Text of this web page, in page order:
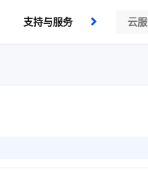
支持与服务
了解我们